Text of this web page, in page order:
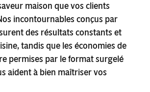
maison que vos clients
incontournables conçus par
des résultats constants et
tandis que les économies de
permises par le format surgelé
aident à bien maîtriser vos